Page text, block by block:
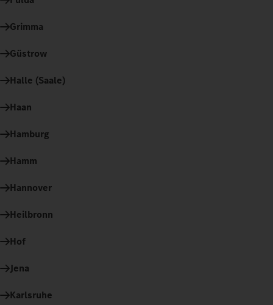
Grimma
Güstrow
Halle (Saale)
Haan
Hamburg
Hamm
Hannover
Heilbronn
Hof
Jena
Karlsruhe